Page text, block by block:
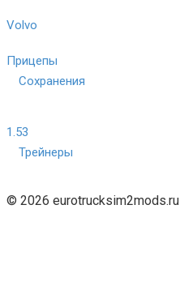
Volvo
Прицепы
Сохранения
1.53
Трейнеры
© 2026 eurotrucksim2mods.ru